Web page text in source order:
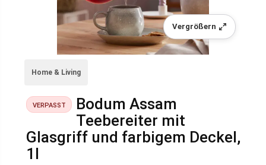
Vergrößern
Home & Living
VERPASST
Bodum Assam
Teebereiter mit
Glasgriff und farbigem Deckel,
1l